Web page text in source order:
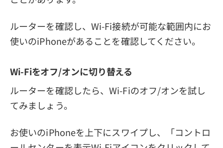
ルーターを確認し、Wi-Fi接続が可能な範囲内にお
使いのiPhoneがあることを確認してください。
Wi-Fiをオフ/オンに切り替える
ルーターを確認したら、Wi-Fiのオフ/オンを試し
てみましょう。
お使いのiPhoneを上下にスワイプし、「コントロ